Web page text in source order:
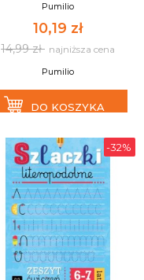
Pumilio
10,19 zł
14,99 zł najniższa cena
Pumilio
DO KOSZYKA
-32%